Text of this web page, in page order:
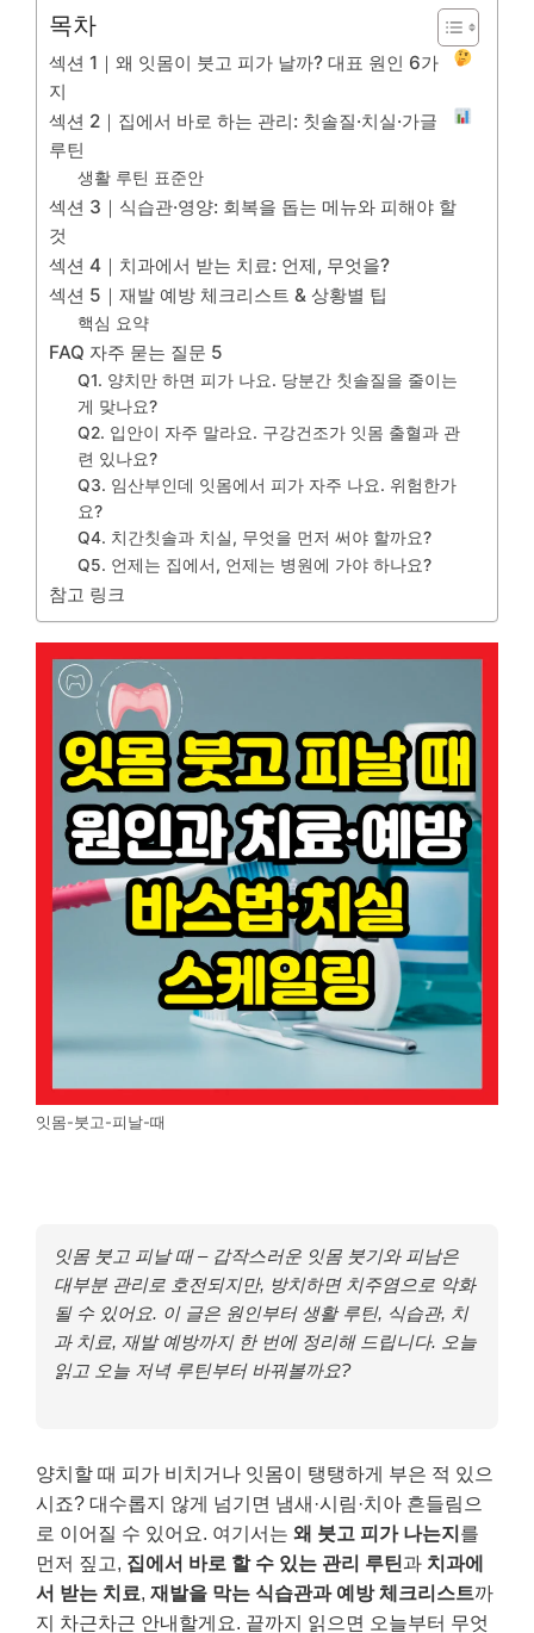
목차
섹션 1｜왜 잇몸이 붓고 피가 날까? 대표 원인 6가
지
섹션 2｜집에서 바로 하는 관리: 칫솔질·치실·가글
루틴
생활 루틴 표준안
섹션 3｜식습관·영양: 회복을 돕는 메뉴와 피해야 할
것
섹션 4｜치과에서 받는 치료: 언제, 무엇을?
섹션 5｜재발 예방 체크리스트 & 상황별 팁
핵심 요약
FAQ 자주 묻는 질문 5
Q1. 양치만 하면 피가 나요. 당분간 칫솔질을 줄이는
게 맞나요?
Q2. 입안이 자주 말라요. 구강건조가 잇몸 출혈과 관
련 있나요?
Q3. 임산부인데 잇몸에서 피가 자주 나요. 위험한가
요?
Q4. 치간칫솔과 치실, 무엇을 먼저 써야 할까요?
Q5. 언제는 집에서, 언제는 병원에 가야 하나요?
참고 링크
잇몸-붓고-피날-때
잇몸 붓고 피날 때 – 갑작스러운 잇몸 붓기와 피남은
대부분 관리로 호전되지만, 방치하면 치주염으로 악화
될 수 있어요. 이 글은 원인부터 생활 루틴, 식습관, 치
과 치료, 재발 예방까지 한 번에 정리해 드립니다. 오늘
읽고 오늘 저녁 루틴부터 바꿔볼까요?
양치할 때 피가 비치거나 잇몸이 탱탱하게 부은 적 있으
시죠? 대수롭지 않게 넘기면 냄새·시림·치아 흔들림으
로 이어질 수 있어요. 여기서는 왜 붓고 피가 나는지 를
먼저 짚고, 집에서 바로 할 수 있는 관리 루틴과 치과에
서 받는 치료, 재발을 막는 식습관과 예방 체크리스트까
지 차근차근 안내할게요. 끝까지 읽으면 오늘부터 무엇